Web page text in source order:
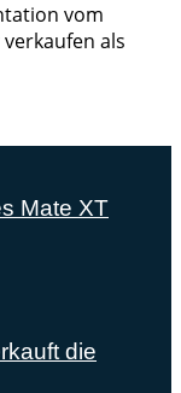
vom
als
Mate XT
die